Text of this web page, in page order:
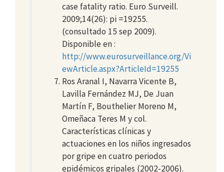
case fatality ratio. Euro Surveill.
2009;14(26): pi =19255.
(consultado 15 sep 2009).
Disponible en :
http://www.eurosurveillance.org/Vi
ewArticle.aspx?ArticleId=19255
Ros Aranal I, Navarra Vicente B,
Lavilla Fernández MJ, De Juan
Martín F, Bouthelier Moreno M,
Omeñaca Teres M y col.
Características clínicas y
actuaciones en los niños ingresados
por gripe en cuatro periodos
epidémicos gripales (2002-2006).